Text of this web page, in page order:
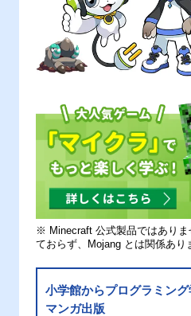
※ Minecraft 公式製品ではあり
ておらず、Mojang とは関係あり
小学館からプログラミング
マンガ出版